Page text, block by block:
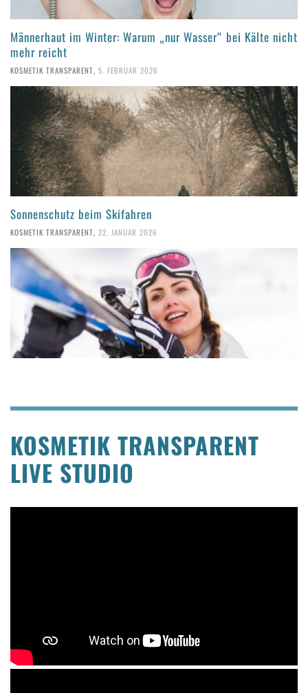
Männerhaut im Winter: Warum „nur Wasser“ bei Kälte nicht
mehr reicht
KOSMETIK TRANSPARENT, 5. FEBRUAR 2026
Sonnenschutz beim Skifahren
KOSMETIK TRANSPARENT, 22. JANUAR 2026
KOSMETIK TRANSPARENT
LIVE STUDIO